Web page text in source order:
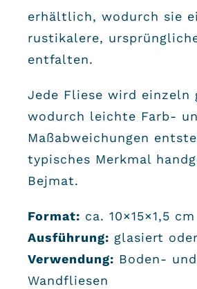
erhältlich, wodurch sie
rustikalere,
entfalten.
Jede Fliese wird einzeln
wodurch leichte Farb-
Maßabweichungen
typisches Merkmal
Bejmat.
Format: ca. 10×15×1,5 cm
Ausführung: glasiert
Verwendung: Boden- und
Wandfliesen